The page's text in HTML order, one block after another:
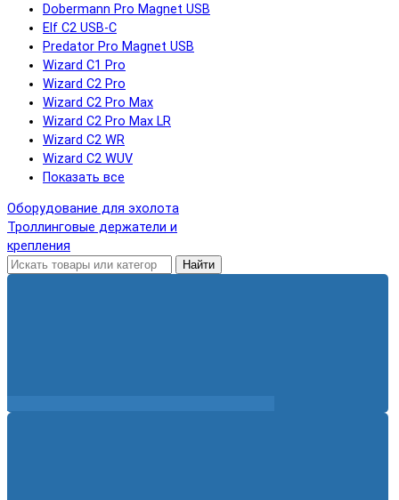
Dobermann Pro Magnet USB
Elf C2 USB-C
Predator Pro Magnet USB
Wizard C1 Pro
Wizard C2 Pro
Wizard C2 Pro Max
Wizard C2 Pro Max LR
Wizard C2 WR
Wizard C2 WUV
Показать все
Оборудование для эхолота
Троллинговые держатели и
крепления
Найти